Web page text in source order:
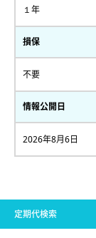
１年
損保
不要
情報公開日
2026年8月6日
定期代検索